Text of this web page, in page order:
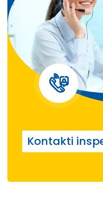
Kontakti